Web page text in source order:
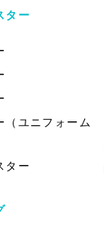
ター
（ユニフォーム
ター